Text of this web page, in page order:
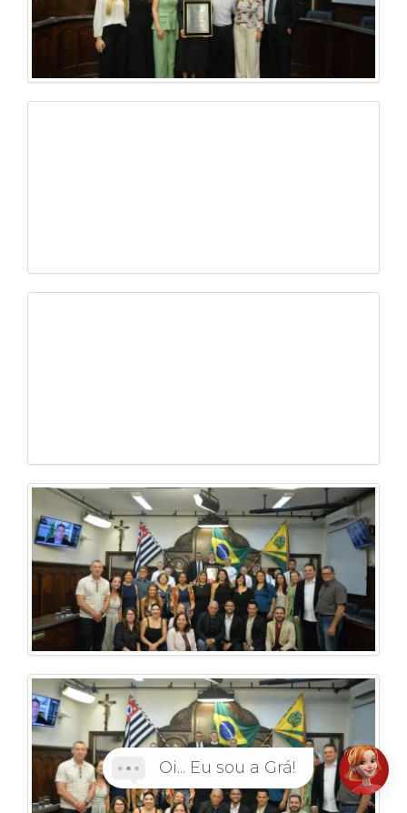
Oi... Eu sou a Grá!